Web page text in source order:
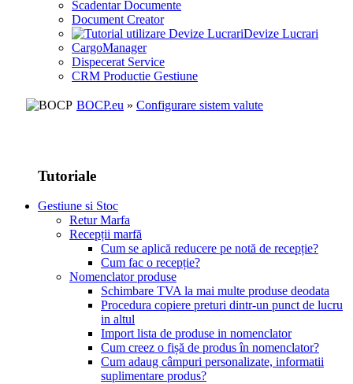
Scadentar Documente
Document Creator
Devize Lucrari
CargoManager
Dispecerat Service
CRM Productie Gestiune
BOCP.eu » Configurare sistem valute
Tutoriale
Gestiune si Stoc
Retur Marfa
Recepții marfă
Cum se aplică reducere pe notă de recepție?
Cum fac o recepție?
Nomenclator produse
Schimbare TVA la mai multe produse deodata
Procedura copiere preturi dintr-un punct de lucru
in altul
Import lista de produse in nomenclator
Cum creez o fișă de produs în nomenclator?
Cum adaug câmpuri personalizate, informatii
suplimentare produs?